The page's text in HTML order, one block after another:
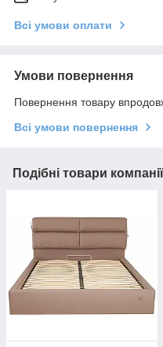
Всі умови оплати
Умови повернення
Повернення товару
Всі умови повернення
Подібні товари компанії